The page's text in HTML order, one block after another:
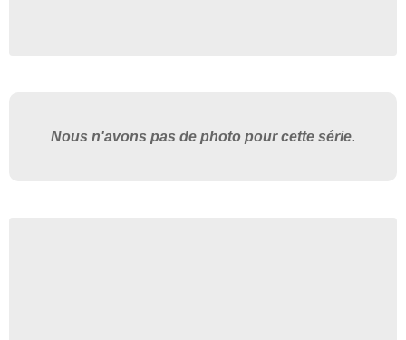
Nous n'avons pas de photo pour cette série.